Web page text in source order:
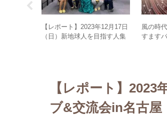
【レポート】2023年12月17日
（日）新地球人を目指す人集
風の時
すます
【レポート】
ブ&交流会in名古屋